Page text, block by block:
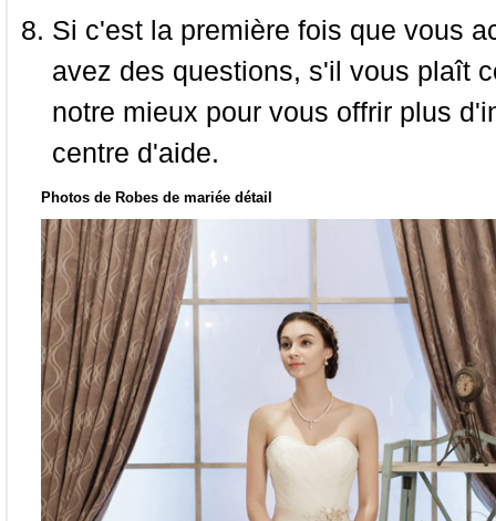
Si c'est la première fois que vous
avez des questions, s'il vous plaît
notre mieux pour vous offrir plus
centre d'aide.
Photos de Robes de mariée détail